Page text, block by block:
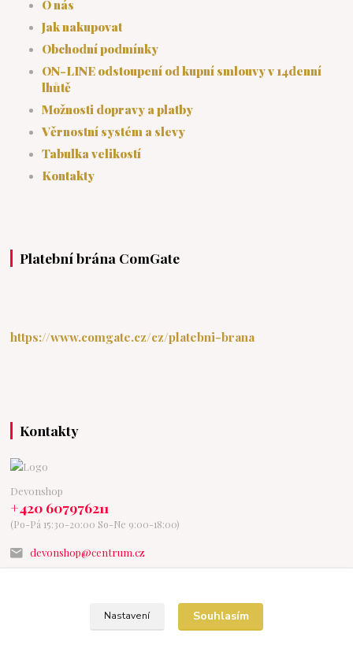
O nás
Jak nakupovat
Obchodní podmínky
ON-LINE odstoupení od kupní smlouvy v 14denní
lhůtě
Možnosti dopravy a platby
Věrnostní systém a slevy
Tabulka velikostí
Kontakty
Platební brána ComGate
https://www.comgate.cz/cz/platebni-brana
Kontakty
Devonshop
+420 607976211
(Po-Pá 15:30-20:00 So-Ne 9:00-18:00)
devonshop@centrum.cz
Nastavení Souhlasím